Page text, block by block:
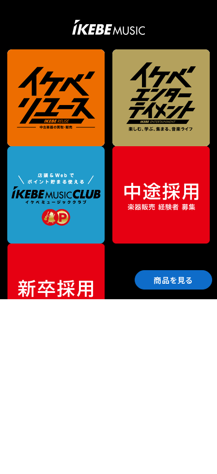
商品を見る